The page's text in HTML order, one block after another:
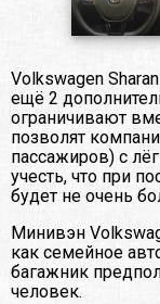
Volkswagen
ещё 2
ограничивают
позволят
пассажиров) с
учесть, что при
будет не очень
Минивэн
как семейное
багажник
человек.